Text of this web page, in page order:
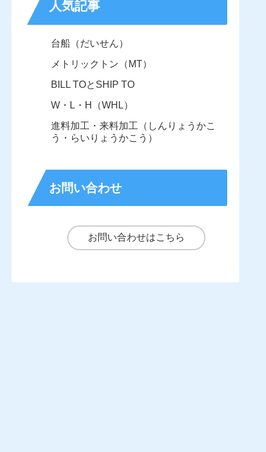
人気記事
台船（だいせん）
メトリックトン（MT）
BILL TOとSHIP TO
W・L・H（WHL）
進料加工・来料加工（しんりょうかこ
う・らいりょうかこう）
お問い合わせ
お問い合わせはこちら